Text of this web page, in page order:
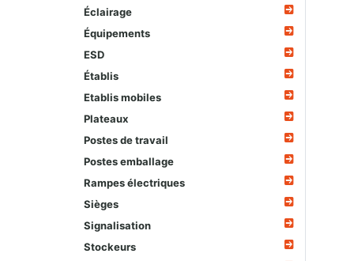
Éclairage
Équipements
ESD
Établis
Etablis mobiles
Plateaux
Postes de travail
Postes emballage
Rampes électriques
Sièges
Signalisation
Stockeurs